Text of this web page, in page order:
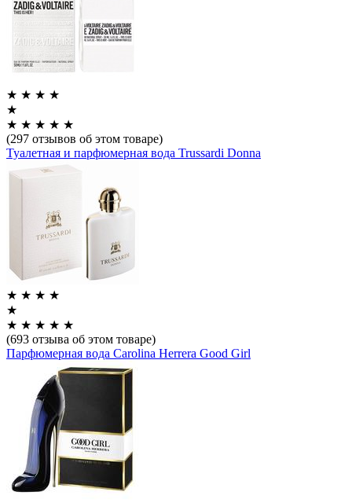
★ ★ ★ ★
★
★ ★ ★ ★ ★
(297 отзывов об этом товаре)
Туалетная и парфюмерная вода Trussardi Donna
★ ★ ★ ★
★
★ ★ ★ ★ ★
(693 отзыва об этом товаре)
Парфюмерная вода Carolina Herrera Good Girl